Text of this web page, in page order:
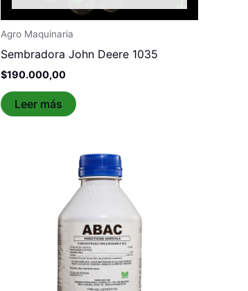
Agro Maquinaria
Sembradora John Deere 1035
$190.000,00
Leer más